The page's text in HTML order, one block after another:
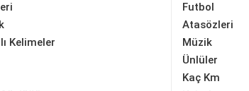
Kelimeler
Futbol
Atasözleri
Müzik
Ünlüler
Kaç Km